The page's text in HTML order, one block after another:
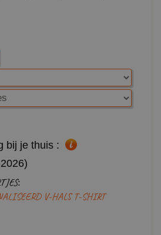
bij je thuis :
V-HALS T-SHIRT